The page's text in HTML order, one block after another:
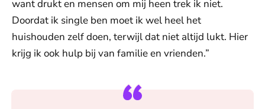
want drukt en mensen om mij heen trek ik niet.
Doordat ik single ben moet ik wel heel het
huishouden zelf doen, terwijl dat niet altijd lukt. Hier
krijg ik ook hulp bij van familie en vrienden.”